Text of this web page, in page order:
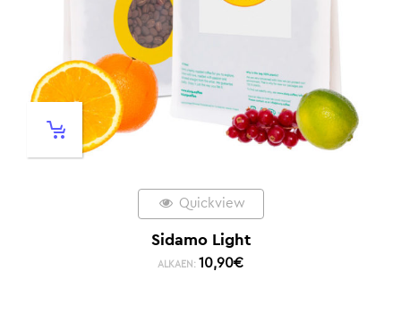
Quickview
Sidamo Light
ALKAEN: 10,90€